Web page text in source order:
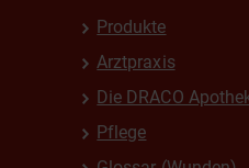
Produkte
Arztpraxis
Die DRACO
Pflege